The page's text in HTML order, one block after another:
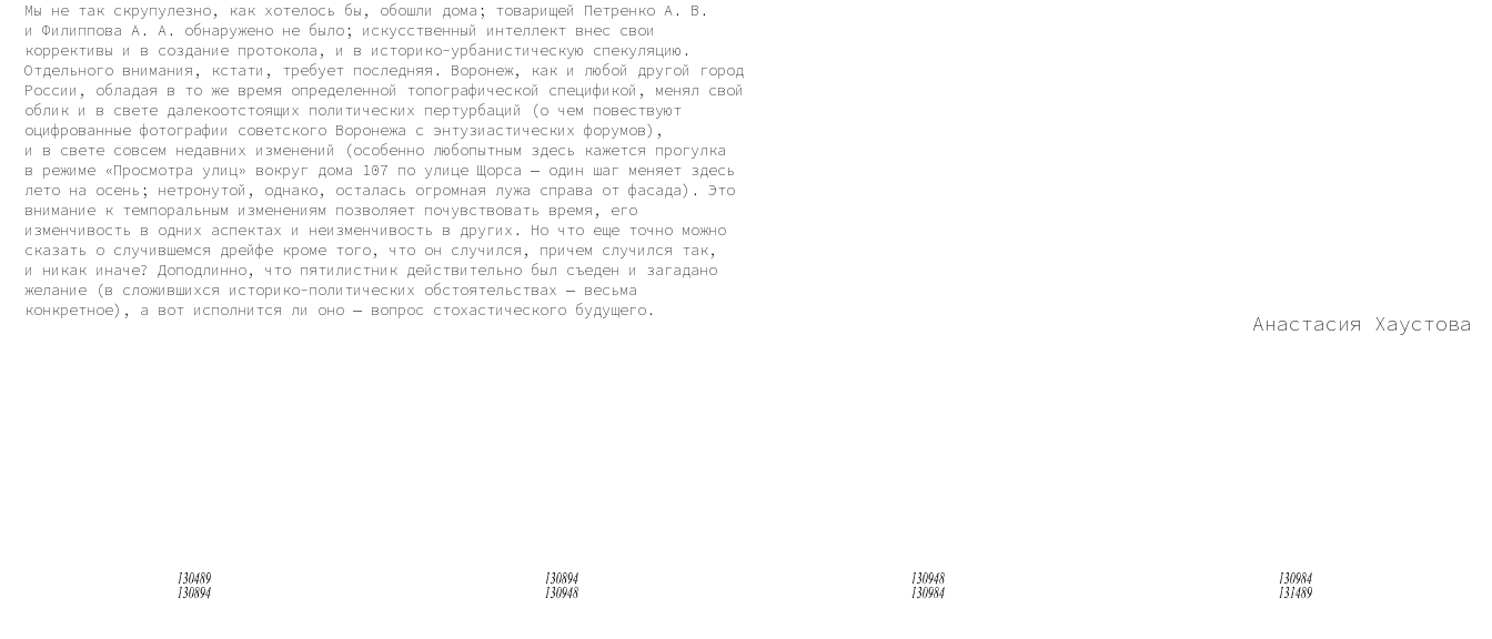
лето на осень; нетронутой, однако, осталась огромная лужа справа от фасада). Это
внимание к темпоральным изменениям позволяет почувствовать время, его
изменчивость в одних аспектах и неизменчивость в других. Но что еще точно можно
сказать о случившемся дрейфе кроме того, что он случился, причем случился так,
и никак иначе? Доподлинно, что пятилистник действительно был съеден и загадано
желание (в сложившихся историко-политических обстоятельствах — весьма
конкретное), а вот исполнится ли оно — вопрос стохастического будущего.